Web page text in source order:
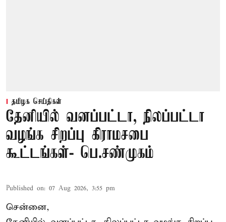
தமிழக செய்திகள்
தேனியில் வனப்பட்டா, நிலப்பட்டா
வழங்க சிறப்பு கிராமசபை
கூட்டங்கள்- பெ.சண்முகம்
Published on: 07 Aug 2026, 3:55 pm
சென்னை,